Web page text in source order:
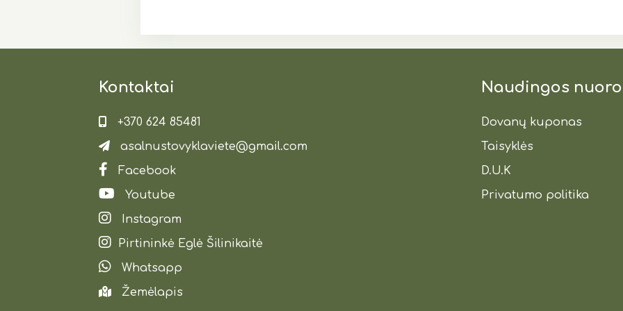
Kontaktai
+370 624 85481
asalnustovyklaviete@gmail.com
Facebook
Youtube
Instagram
Pirtininkė Eglė Šilinikaitė
Whatsapp
Žemėlapis
Naudingos
Dovanų kuponas
Taisyklės
D.U.K
Privatumo politika